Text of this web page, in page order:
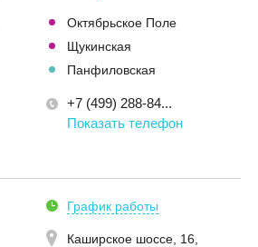
Октябрьское Поле
Щукинская
Панфиловская
+7 (499) 288-84...
Показать телефон
График работы
Каширское шоссе, 16